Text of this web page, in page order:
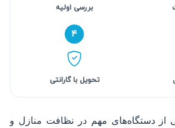
بررسی اولیه
۴
تحویل با گارانتی
از دستگاه‌های مهم در نظافت منازل و